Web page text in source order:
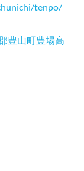
tenpo/
豊山町豊場高